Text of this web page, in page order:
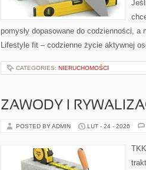
pomysły dopasowane do codzienności, a
Lifestyle fit – codzienne życie aktywnej
CATEGORIES: NIERUCHOMOŚCI
ZAWODY I
POSTED BY ADMIN LUT - 24 - 2026